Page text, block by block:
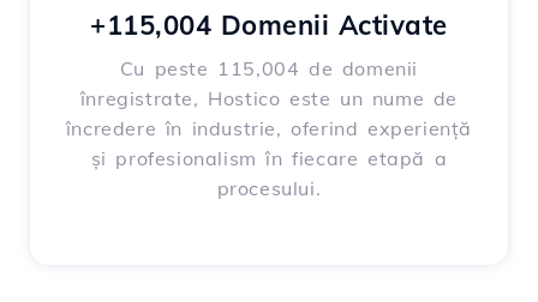
+115,004 Domenii Activate
Cu peste 115,004 de domenii
înregistrate, Hostico este un nume de
încredere în industrie, oferind experiență
și profesionalism în fiecare etapă a
procesului.